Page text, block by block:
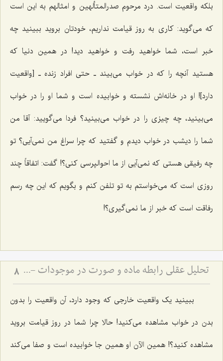
بلکه واقعیت است. درد مرحوم صدرالمتألهین و امثالهم به این است
که می‌گوید: کاری به روز قیامت نداریم، خودتان بروید ببینید چه
خبر است، شما خواهید رفت و خواهید دید! در همین دنیا که
هستید آنچه را که در خواب مى‌بیند ـ حتی افراد زنده ـ [واقعیت
دارد]! او در خانه‌اش نشسته و خوابیده است و شما او را در خواب
مى‌بینید، چه چیزى را در خواب مى‌بینید؟ فردا مى‌گویید: آقا من
شما را دیشب در خواب دیدم و گفتید که چرا سراغ من نمى‌آیى؟ تو
چه رفیقى هستى که نمى‌آیى از ما احوالپرسى کنی؟! گفت: اتفاقاً چند
روزى است که مى‌خواستم به تو تلفن کنم و بگویم که این چه رسم
رفاقت است که خبر از ما نمى‌گیرى؟!
تحلیل عقلی رابطه ماده و صورت در موجودات - بررسی تقدم و تأخر وجودی ماده و صورت در عالم خارج 8
ببینید یک واقعیت خارجى که وجود دارد، آن واقعیت را بدون
بدن در خواب مشاهده مى‌کنید! حالا چرا شما در روز قیامت بروید
مشاهده کنید؟! همین الآن او همین جا خوابیده است و صفا می‌کند